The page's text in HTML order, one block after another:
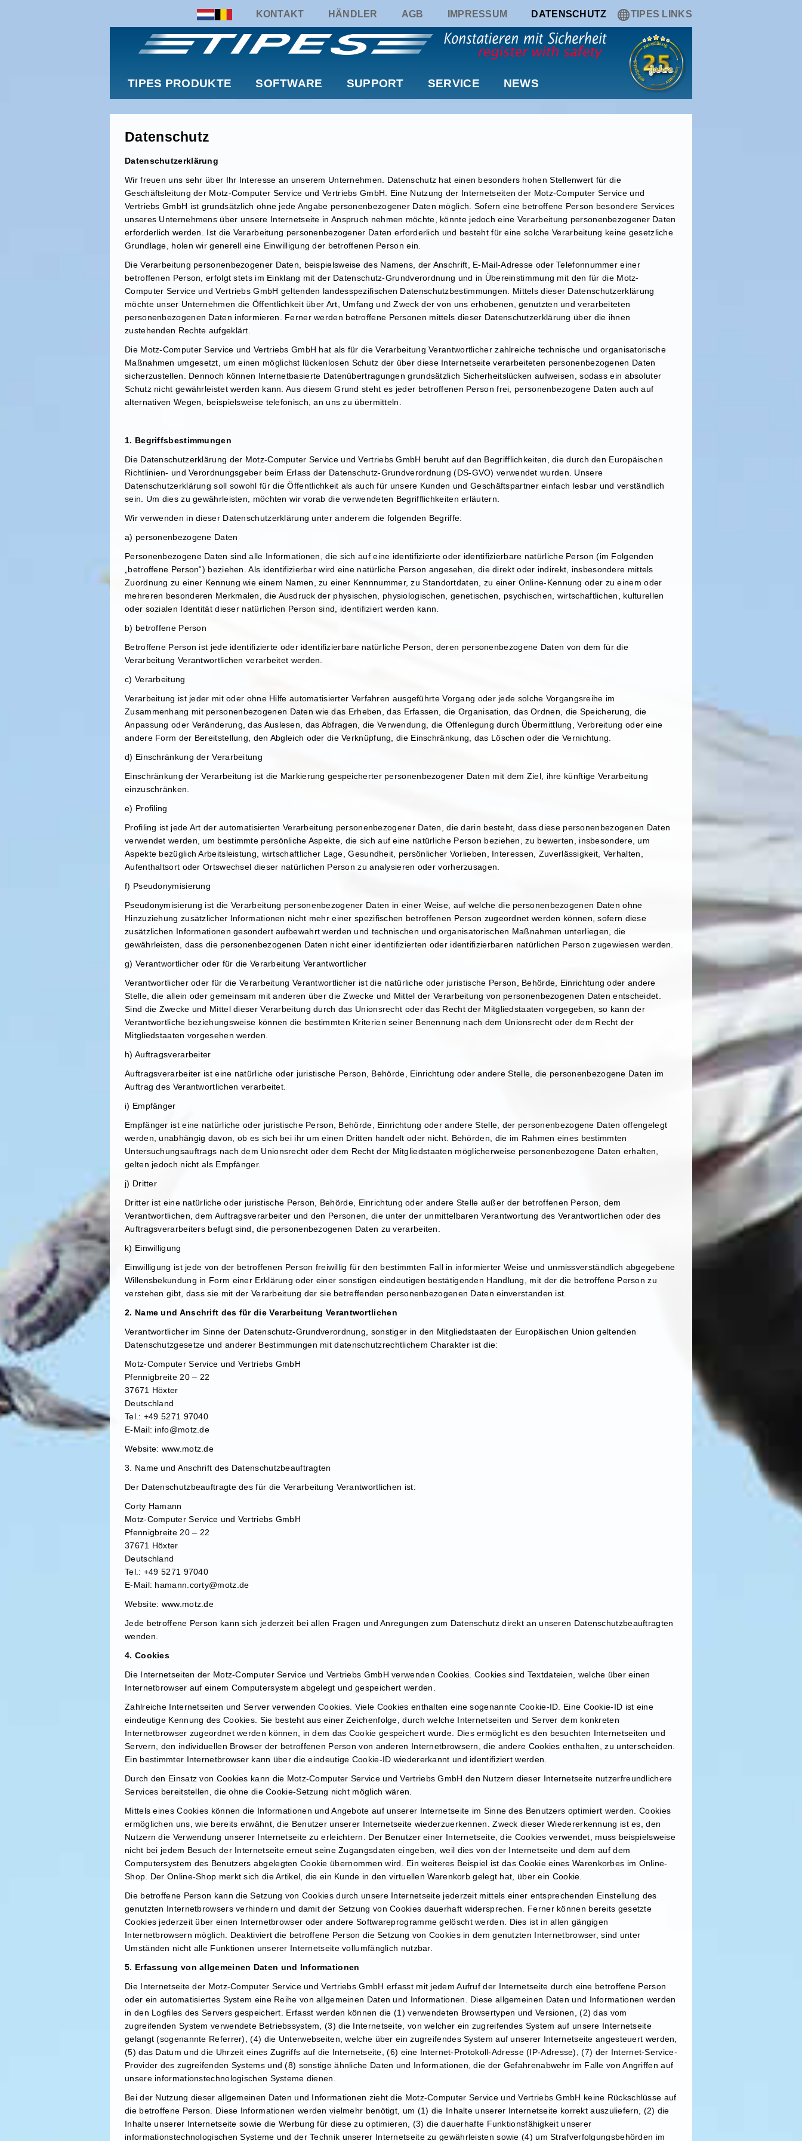
TIPES LINKS
KONTAKT HÄNDLER AGB IMPRESSUM DATENSCHUTZ
TIPES PRODUKTE SOFTWARE SUPPORT SERVICE NEWS
Datenschutz
Datenschutzerklärung
Wir freuen uns sehr über Ihr Interesse an unserem Unternehmen. Datenschutz hat einen besonders hohen Stellenwert für die
Geschäftsleitung der Motz-Computer Service und Vertriebs GmbH. Eine Nutzung der Internetseiten der Motz-Computer Service und
Vertriebs GmbH ist grundsätzlich ohne jede Angabe personenbezogener Daten möglich. Sofern eine betroffene Person besondere Services
unseres Unternehmens über unsere Internetseite in Anspruch nehmen möchte, könnte jedoch eine Verarbeitung personenbezogener Daten
erforderlich werden. Ist die Verarbeitung personenbezogener Daten erforderlich und besteht für eine solche Verarbeitung keine gesetzliche
Grundlage, holen wir generell eine Einwilligung der betroffenen Person ein.
Die Verarbeitung personenbezogener Daten, beispielsweise des Namens, der Anschrift, E-Mail-Adresse oder Telefonnummer einer
betroffenen Person, erfolgt stets im Einklang mit der Datenschutz-Grundverordnung und in Übereinstimmung mit den für die Motz-
Computer Service und Vertriebs GmbH geltenden landesspezifischen Datenschutzbestimmungen. Mittels dieser Datenschutzerklärung
möchte unser Unternehmen die Öffentlichkeit über Art, Umfang und Zweck der von uns erhobenen, genutzten und verarbeiteten
personenbezogenen Daten informieren. Ferner werden betroffene Personen mittels dieser Datenschutzerklärung über die ihnen
zustehenden Rechte aufgeklärt.
Die Motz-Computer Service und Vertriebs GmbH hat als für die Verarbeitung Verantwortlicher zahlreiche technische und organisatorische
Maßnahmen umgesetzt, um einen möglichst lückenlosen Schutz der über diese Internetseite verarbeiteten personenbezogenen Daten
sicherzustellen. Dennoch können Internetbasierte Datenübertragungen grundsätzlich Sicherheitslücken aufweisen, sodass ein absoluter
Schutz nicht gewährleistet werden kann. Aus diesem Grund steht es jeder betroffenen Person frei, personenbezogene Daten auch auf
alternativen Wegen, beispielsweise telefonisch, an uns zu übermitteln.
1. Begriffsbestimmungen
Die Datenschutzerklärung der Motz-Computer Service und Vertriebs GmbH beruht auf den Begrifflichkeiten, die durch den Europäischen
Richtlinien- und Verordnungsgeber beim Erlass der Datenschutz-Grundverordnung (DS-GVO) verwendet wurden. Unsere
Datenschutzerklärung soll sowohl für die Öffentlichkeit als auch für unsere Kunden und Geschäftspartner einfach lesbar und verständlich
sein. Um dies zu gewährleisten, möchten wir vorab die verwendeten Begrifflichkeiten erläutern.
Wir verwenden in dieser Datenschutzerklärung unter anderem die folgenden Begriffe:
a) personenbezogene Daten
Personenbezogene Daten sind alle Informationen, die sich auf eine identifizierte oder identifizierbare natürliche Person (im Folgenden
„betroffene Person“) beziehen. Als identifizierbar wird eine natürliche Person angesehen, die direkt oder indirekt, insbesondere mittels
Zuordnung zu einer Kennung wie einem Namen, zu einer Kennnummer, zu Standortdaten, zu einer Online-Kennung oder zu einem oder
mehreren besonderen Merkmalen, die Ausdruck der physischen, physiologischen, genetischen, psychischen, wirtschaftlichen, kulturellen
oder sozialen Identität dieser natürlichen Person sind, identifiziert werden kann.
b) betroffene Person
Betroffene Person ist jede identifizierte oder identifizierbare natürliche Person, deren personenbezogene Daten von dem für die
Verarbeitung Verantwortlichen verarbeitet werden.
c) Verarbeitung
Verarbeitung ist jeder mit oder ohne Hilfe automatisierter Verfahren ausgeführte Vorgang oder jede solche Vorgangsreihe im
Zusammenhang mit personenbezogenen Daten wie das Erheben, das Erfassen, die Organisation, das Ordnen, die Speicherung, die
Anpassung oder Veränderung, das Auslesen, das Abfragen, die Verwendung, die Offenlegung durch Übermittlung, Verbreitung oder eine
andere Form der Bereitstellung, den Abgleich oder die Verknüpfung, die Einschränkung, das Löschen oder die Vernichtung.
d) Einschränkung der Verarbeitung
Einschränkung der Verarbeitung ist die Markierung gespeicherter personenbezogener Daten mit dem Ziel, ihre künftige Verarbeitung
einzuschränken.
e) Profiling
Profiling ist jede Art der automatisierten Verarbeitung personenbezogener Daten, die darin besteht, dass diese personenbezogenen Daten
verwendet werden, um bestimmte persönliche Aspekte, die sich auf eine natürliche Person beziehen, zu bewerten, insbesondere, um
Aspekte bezüglich Arbeitsleistung, wirtschaftlicher Lage, Gesundheit, persönlicher Vorlieben, Interessen, Zuverlässigkeit, Verhalten,
Aufenthaltsort oder Ortswechsel dieser natürlichen Person zu analysieren oder vorherzusagen.
f) Pseudonymisierung
Pseudonymisierung ist die Verarbeitung personenbezogener Daten in einer Weise, auf welche die personenbezogenen Daten ohne
Hinzuziehung zusätzlicher Informationen nicht mehr einer spezifischen betroffenen Person zugeordnet werden können, sofern diese
zusätzlichen Informationen gesondert aufbewahrt werden und technischen und organisatorischen Maßnahmen unterliegen, die
gewährleisten, dass die personenbezogenen Daten nicht einer identifizierten oder identifizierbaren natürlichen Person zugewiesen werden.
g) Verantwortlicher oder für die Verarbeitung Verantwortlicher
Verantwortlicher oder für die Verarbeitung Verantwortlicher ist die natürliche oder juristische Person, Behörde, Einrichtung oder andere
Stelle, die allein oder gemeinsam mit anderen über die Zwecke und Mittel der Verarbeitung von personenbezogenen Daten entscheidet.
Sind die Zwecke und Mittel dieser Verarbeitung durch das Unionsrecht oder das Recht der Mitgliedstaaten vorgegeben, so kann der
Verantwortliche beziehungsweise können die bestimmten Kriterien seiner Benennung nach dem Unionsrecht oder dem Recht der
Mitgliedstaaten vorgesehen werden.
h) Auftragsverarbeiter
Auftragsverarbeiter ist eine natürliche oder juristische Person, Behörde, Einrichtung oder andere Stelle, die personenbezogene Daten im
Auftrag des Verantwortlichen verarbeitet.
i) Empfänger
Empfänger ist eine natürliche oder juristische Person, Behörde, Einrichtung oder andere Stelle, der personenbezogene Daten offengelegt
werden, unabhängig davon, ob es sich bei ihr um einen Dritten handelt oder nicht. Behörden, die im Rahmen eines bestimmten
Untersuchungsauftrags nach dem Unionsrecht oder dem Recht der Mitgliedstaaten möglicherweise personenbezogene Daten erhalten,
gelten jedoch nicht als Empfänger.
j) Dritter
Dritter ist eine natürliche oder juristische Person, Behörde, Einrichtung oder andere Stelle außer der betroffenen Person, dem
Verantwortlichen, dem Auftragsverarbeiter und den Personen, die unter der unmittelbaren Verantwortung des Verantwortlichen oder des
Auftragsverarbeiters befugt sind, die personenbezogenen Daten zu verarbeiten.
k) Einwilligung
Einwilligung ist jede von der betroffenen Person freiwillig für den bestimmten Fall in informierter Weise und unmissverständlich abgegebene
Willensbekundung in Form einer Erklärung oder einer sonstigen eindeutigen bestätigenden Handlung, mit der die betroffene Person zu
verstehen gibt, dass sie mit der Verarbeitung der sie betreffenden personenbezogenen Daten einverstanden ist.
2. Name und Anschrift des für die Verarbeitung Verantwortlichen
Verantwortlicher im Sinne der Datenschutz-Grundverordnung, sonstiger in den Mitgliedstaaten der Europäischen Union geltenden
Datenschutzgesetze und anderer Bestimmungen mit datenschutzrechtlichem Charakter ist die:
Motz-Computer Service und Vertriebs GmbH
Pfennigbreite 20 – 22
37671 Höxter
Deutschland
Tel.: +49 5271 97040
E-Mail: info@motz.de
Website: www.motz.de
3. Name und Anschrift des Datenschutzbeauftragten
Der Datenschutzbeauftragte des für die Verarbeitung Verantwortlichen ist:
Corty Hamann
Motz-Computer Service und Vertriebs GmbH
Pfennigbreite 20 – 22
37671 Höxter
Deutschland
Tel.: +49 5271 97040
E-Mail: hamann.corty@motz.de
Website: www.motz.de
Jede betroffene Person kann sich jederzeit bei allen Fragen und Anregungen zum Datenschutz direkt an unseren Datenschutzbeauftragten
wenden.
4. Cookies
Die Internetseiten der Motz-Computer Service und Vertriebs GmbH verwenden Cookies. Cookies sind Textdateien, welche über einen
Internetbrowser auf einem Computersystem abgelegt und gespeichert werden.
Zahlreiche Internetseiten und Server verwenden Cookies. Viele Cookies enthalten eine sogenannte Cookie-ID. Eine Cookie-ID ist eine
eindeutige Kennung des Cookies. Sie besteht aus einer Zeichenfolge, durch welche Internetseiten und Server dem konkreten
Internetbrowser zugeordnet werden können, in dem das Cookie gespeichert wurde. Dies ermöglicht es den besuchten Internetseiten und
Servern, den individuellen Browser der betroffenen Person von anderen Internetbrowsern, die andere Cookies enthalten, zu unterscheiden.
Ein bestimmter Internetbrowser kann über die eindeutige Cookie-ID wiedererkannt und identifiziert werden.
Durch den Einsatz von Cookies kann die Motz-Computer Service und Vertriebs GmbH den Nutzern dieser Internetseite nutzerfreundlichere
Services bereitstellen, die ohne die Cookie-Setzung nicht möglich wären.
Mittels eines Cookies können die Informationen und Angebote auf unserer Internetseite im Sinne des Benutzers optimiert werden. Cookies
ermöglichen uns, wie bereits erwähnt, die Benutzer unserer Internetseite wiederzuerkennen. Zweck dieser Wiedererkennung ist es, den
Nutzern die Verwendung unserer Internetseite zu erleichtern. Der Benutzer einer Internetseite, die Cookies verwendet, muss beispielsweise
nicht bei jedem Besuch der Internetseite erneut seine Zugangsdaten eingeben, weil dies von der Internetseite und dem auf dem
Computersystem des Benutzers abgelegten Cookie übernommen wird. Ein weiteres Beispiel ist das Cookie eines Warenkorbes im Online-
Shop. Der Online-Shop merkt sich die Artikel, die ein Kunde in den virtuellen Warenkorb gelegt hat, über ein Cookie.
Die betroffene Person kann die Setzung von Cookies durch unsere Internetseite jederzeit mittels einer entsprechenden Einstellung des
genutzten Internetbrowsers verhindern und damit der Setzung von Cookies dauerhaft widersprechen. Ferner können bereits gesetzte
Cookies jederzeit über einen Internetbrowser oder andere Softwareprogramme gelöscht werden. Dies ist in allen gängigen
Internetbrowsern möglich. Deaktiviert die betroffene Person die Setzung von Cookies in dem genutzten Internetbrowser, sind unter
Umständen nicht alle Funktionen unserer Internetseite vollumfänglich nutzbar.
5. Erfassung von allgemeinen Daten und Informationen
Die Internetseite der Motz-Computer Service und Vertriebs GmbH erfasst mit jedem Aufruf der Internetseite durch eine betroffene Person
oder ein automatisiertes System eine Reihe von allgemeinen Daten und Informationen. Diese allgemeinen Daten und Informationen werden
in den Logfiles des Servers gespeichert. Erfasst werden können die (1) verwendeten Browsertypen und Versionen, (2) das vom
zugreifenden System verwendete Betriebssystem, (3) die Internetseite, von welcher ein zugreifendes System auf unsere Internetseite
gelangt (sogenannte Referrer), (4) die Unterwebseiten, welche über ein zugreifendes System auf unserer Internetseite angesteuert werden,
(5) das Datum und die Uhrzeit eines Zugriffs auf die Internetseite, (6) eine Internet-Protokoll-Adresse (IP-Adresse), (7) der Internet-Service-
Provider des zugreifenden Systems und (8) sonstige ähnliche Daten und Informationen, die der Gefahrenabwehr im Falle von Angriffen auf
unsere informationstechnologischen Systeme dienen.
Bei der Nutzung dieser allgemeinen Daten und Informationen zieht die Motz-Computer Service und Vertriebs GmbH keine Rückschlüsse auf
die betroffene Person. Diese Informationen werden vielmehr benötigt, um (1) die Inhalte unserer Internetseite korrekt auszuliefern, (2) die
Inhalte unserer Internetseite sowie die Werbung für diese zu optimieren, (3) die dauerhafte Funktionsfähigkeit unserer
informationstechnologischen Systeme und der Technik unserer Internetseite zu gewährleisten sowie (4) um Strafverfolgungsbehörden im